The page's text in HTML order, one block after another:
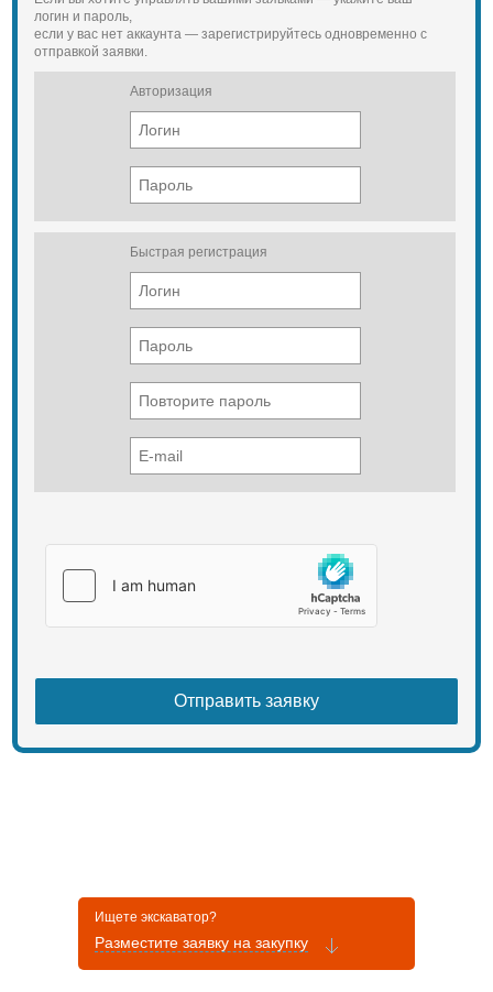
логин и пароль,
если у вас нет аккаунта — зарегистрируйтесь одновременно с
отправкой заявки.
Авторизация
Быстрая регистрация
Ищете экскаватор?
Разместите заявку на закупку